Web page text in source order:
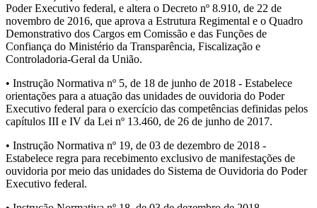
Poder Executivo federal, e altera o Decreto nº 8.910, de 22 de
novembro de 2016, que aprova a Estrutura Regimental e o Quadro
Demonstrativo dos Cargos em Comissão e das Funções de
Confiança do Ministério da Transparência, Fiscalização e
Controladoria-Geral da União.
• Instrução Normativa nº 5, de 18 de junho de 2018 - Estabelece
orientações para a atuação das unidades de ouvidoria do Poder
Executivo federal para o exercício das competências definidas pelos
capítulos III e IV da Lei nº 13.460, de 26 de junho de 2017.
• Instrução Normativa nº 19, de 03 de dezembro de 2018 -
Estabelece regra para recebimento exclusivo de manifestações de
ouvidoria por meio das unidades do Sistema de Ouvidoria do Poder
Executivo federal.